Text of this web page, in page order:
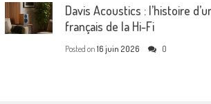
Davis Acoustics : l’histoire
français de la Hi-Fi
Posted on 16 juin 2026 0